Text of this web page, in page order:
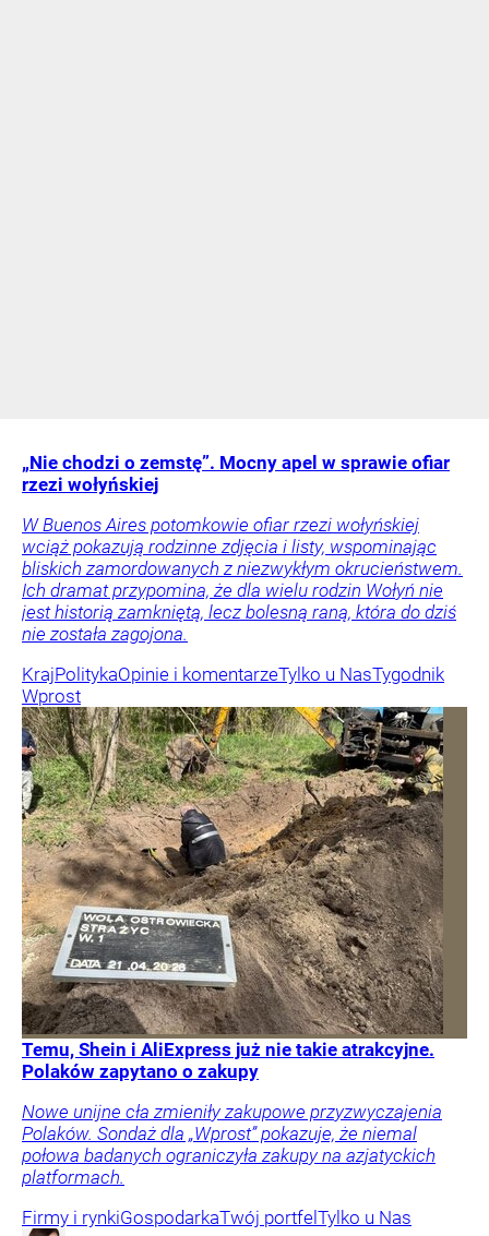
„Nie chodzi o zemstę”. Mocny apel w sprawie ofiar
rzezi wołyńskiej
W Buenos Aires potomkowie ofiar rzezi wołyńskiej
wciąż pokazują rodzinne zdjęcia i listy, wspominając
bliskich zamordowanych z niezwykłym okrucieństwem.
Ich dramat przypomina, że dla wielu rodzin Wołyń nie
jest historią zamkniętą, lecz bolesną raną, która do dziś
nie została zagojona.
KrajPolitykaOpinie i komentarzeTylko u NasTygodnik
Wprost
Temu, Shein i AliExpress już nie takie atrakcyjne.
Polaków zapytano o zakupy
Nowe unijne cła zmieniły zakupowe przyzwyczajenia
Polaków. Sondaż dla „Wprost” pokazuje, że niemal
połowa badanych ograniczyła zakupy na azjatyckich
platformach.
Firmy i rynkiGospodarkaTwój portfelTylko u Nas